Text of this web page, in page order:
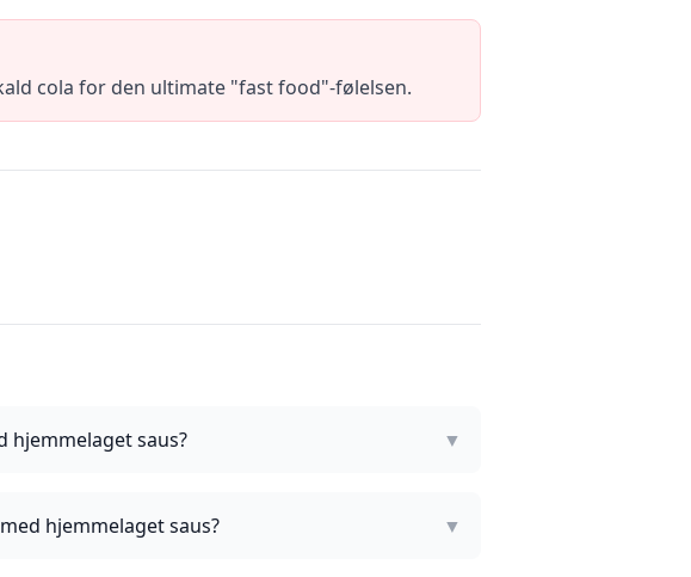
cola for den ultimate "fast food"-følelsen.
hjemmelaget saus? ▼
hjemmelaget saus? ▼